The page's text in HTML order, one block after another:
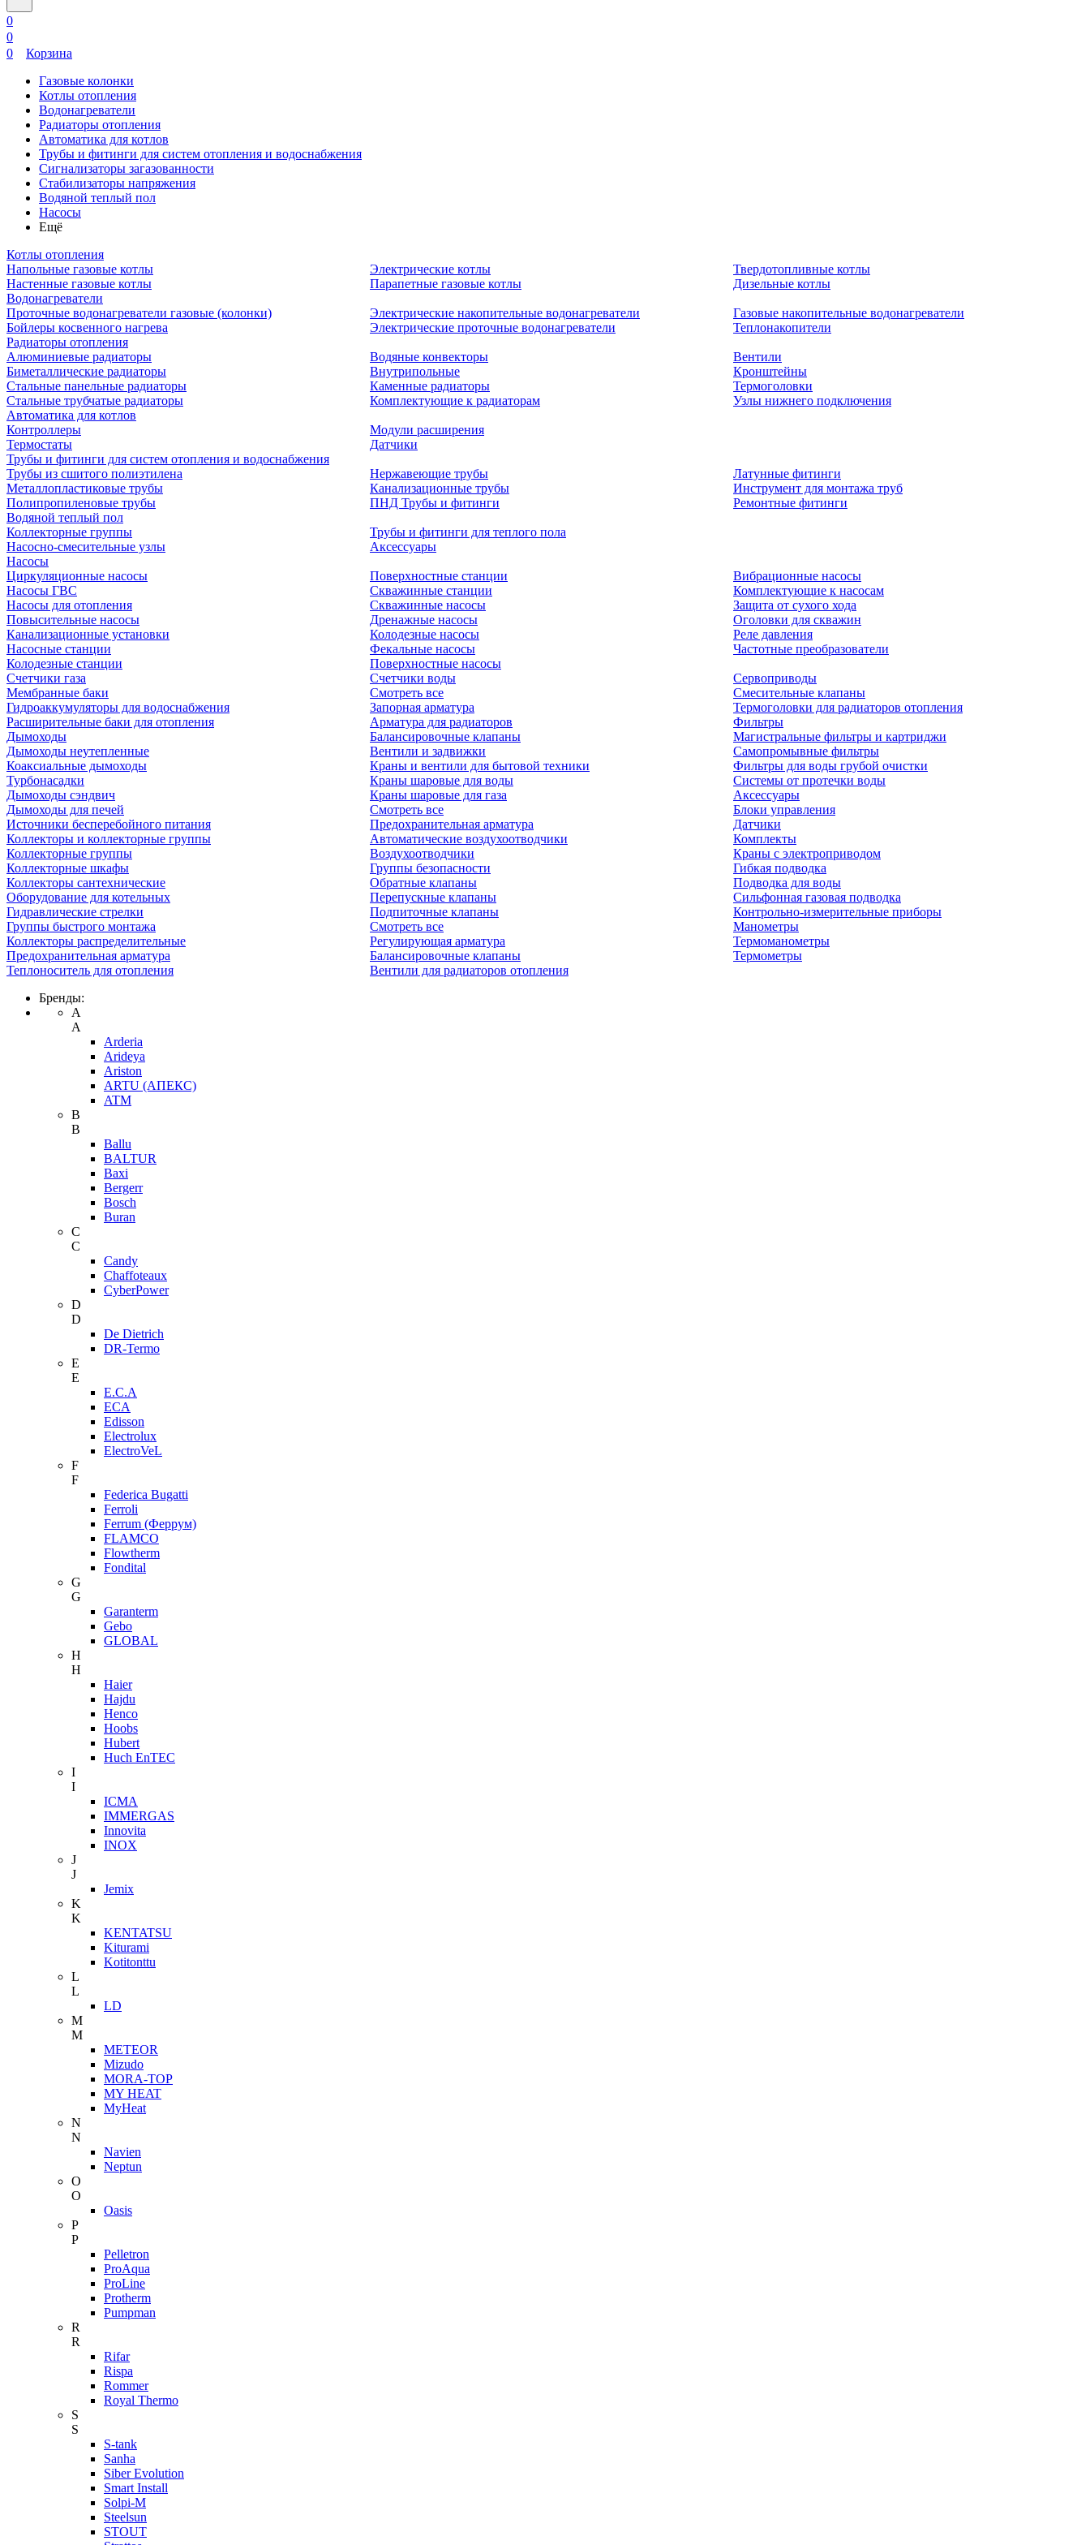
0
0
0
Корзина
Газовые колонки
Котлы отопления
Водонагреватели
Радиаторы отопления
Автоматика для котлов
Трубы и фитинги для систем отопления и водоснабжения
Сигнализаторы загазованности
Стабилизаторы напряжения
Водяной теплый пол
Насосы
Ещё
Котлы отопления
Напольные газовые котлы
Настенные газовые котлы
Электрические котлы
Парапетные газовые котлы
Твердотопливные котлы
Дизельные котлы
Водонагреватели
Проточные водонагреватели газовые (колонки)
Бойлеры косвенного нагрева
Электрические накопительные водонагреватели
Электрические проточные водонагреватели
Газовые накопительные водонагреватели
Теплонакопители
Радиаторы отопления
Алюминиевые радиаторы
Биметаллические радиаторы
Стальные панельные радиаторы
Стальные трубчатые радиаторы
Водяные конвекторы
Внутрипольные
Каменные радиаторы
Комплектующие к радиаторам
Вентили
Кронштейны
Термоголовки
Узлы нижнего подключения
Автоматика для котлов
Контроллеры
Термостаты
Модули расширения
Датчики
Трубы и фитинги для систем отопления и водоснабжения
Трубы из сшитого полиэтилена
Металлопластиковые трубы
Полипропиленовые трубы
Нержавеющие трубы
Канализационные трубы
ПНД Трубы и фитинги
Латунные фитинги
Инструмент для монтажа труб
Ремонтные фитинги
Водяной теплый пол
Коллекторные группы
Насосно-смесительные узлы
Трубы и фитинги для теплого пола
Аксессуары
Насосы
Циркуляционные насосы
Насосы ГВС
Насосы для отопления
Повысительные насосы
Канализационные установки
Насосные станции
Колодезные станции
Поверхностные станции
Скважинные станции
Скважинные насосы
Дренажные насосы
Колодезные насосы
Фекальные насосы
Поверхностные насосы
Вибрационные насосы
Комплектующие к насосам
Защита от сухого хода
Оголовки для скважин
Реле давления
Частотные преобразователи
Счетчики газа
Мембранные баки
Гидроаккумуляторы для водоснабжения
Расширительные баки для отопления
Дымоходы
Дымоходы неутепленные
Коаксиальные дымоходы
Турбонасадки
Дымоходы сэндвич
Дымоходы для печей
Источники бесперебойного питания
Коллекторы и коллекторные группы
Коллекторные группы
Коллекторные шкафы
Коллекторы сантехнические
Оборудование для котельных
Гидравлические стрелки
Группы быстрого монтажа
Коллекторы распределительные
Предохранительная арматура
Теплоноситель для отопления
Счетчики воды
Смотреть все
Запорная арматура
Арматура для радиаторов
Балансировочные клапаны
Вентили и задвижки
Краны и вентили для бытовой техники
Краны шаровые для воды
Краны шаровые для газа
Смотреть все
Предохранительная арматура
Автоматические воздухоотводчики
Воздухоотводчики
Группы безопасности
Обратные клапаны
Перепускные клапаны
Подпиточные клапаны
Смотреть все
Регулирующая арматура
Балансировочные клапаны
Вентили для радиаторов отопления
Сервоприводы
Смесительные клапаны
Термоголовки для радиаторов отопления
Фильтры
Магистральные фильтры и картриджи
Самопромывные фильтры
Фильтры для воды грубой очистки
Системы от протечки воды
Аксессуары
Блоки управления
Датчики
Комплекты
Краны с электроприводом
Гибкая подводка
Подводка для воды
Сильфонная газовая подводка
Контрольно-измерительные приборы
Манометры
Термоманометры
Термометры
Бренды:
A
A
Arderia
Arideya
Ariston
ARTU (АПЕКС)
ATM
B
B
Ballu
BALTUR
Baxi
Bergerr
Bosch
Buran
C
C
Candy
Chaffoteaux
CyberPower
D
D
De Dietrich
DR-Termo
E
E
E.C.A
ECA
Edisson
Electrolux
ElectroVeL
F
F
Federica Bugatti
Ferroli
Ferrum (Феррум)
FLAMCO
Flowtherm
Fondital
G
G
Garanterm
Gebo
GLOBAL
H
H
Haier
Hajdu
Henco
Hoobs
Hubert
Huch EnTEC
I
I
ICMA
IMMERGAS
Innovita
INOX
J
J
Jemix
K
K
KENTATSU
Kiturami
Kotitonttu
L
L
LD
M
M
METEOR
Mizudo
MORA-TOP
MY HEAT
MyHeat
N
N
Navien
Neptun
O
O
Oasis
P
P
Pelletron
ProAqua
ProLine
Protherm
Pumpman
R
R
Rifar
Rispa
Rommer
Royal Thermo
S
S
S-tank
Sanha
Siber Evolution
Smart Install
Solpi-M
Steelsun
STOUT